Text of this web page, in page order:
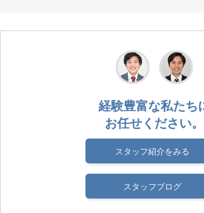
経験豊富な私たち
お任せください。
スタッフ紹介をみる
スタッフブログ